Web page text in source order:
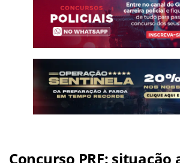
Concurso PRF: situação